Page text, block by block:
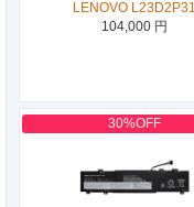
LENOVO L23D2P31
104,000 円
30%OFF